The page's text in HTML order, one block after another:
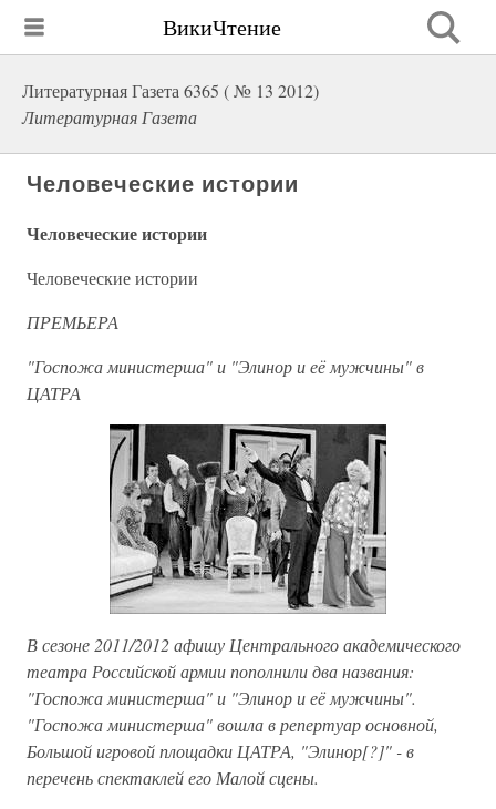
ВикиЧтение
Литературная Газета 6365 ( № 13 2012)
Литературная Газета
Человеческие истории
Человеческие истории
Человеческие истории
ПРЕМЬЕРА
"Госпожа министерша" и "Элинор и её мужчины" в
ЦАТРА
В сезоне 2011/2012 афишу Центрального академического
театра Российской армии пополнили два названия:
"Госпожа министерша" и "Элинор и её мужчины".
"Госпожа министерша" вошла в репертуар основной,
Большой игровой площадки ЦАТРА, "Элинор[?]" - в
перечень спектаклей его Малой сцены.